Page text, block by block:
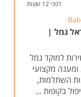
לפני 12 שעות
גמל |
למוקד גמל
מקצועי
השתלמות,
בקופות ...